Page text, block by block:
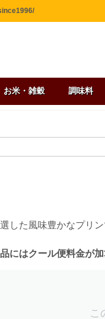
お米・雑穀 調味料
した風味豊かなプリ
にはクール便料金が加
こ